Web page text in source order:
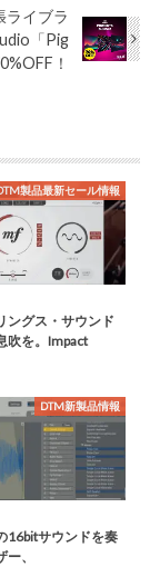
ライブラ
「Pig
！
製品最新セール情報
ングス・サウンド
吹を。Impact
DTM新製品情報
16bitサウンドを奏
、